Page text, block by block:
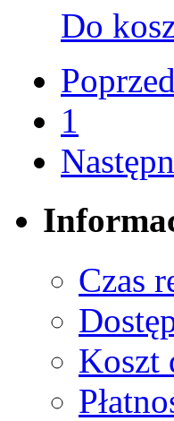
Do
1
Czas
Koszt